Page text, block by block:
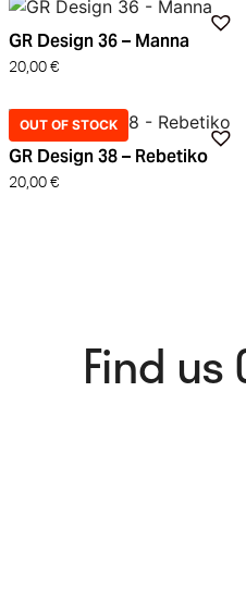
GR Design 36 – Manna
20,00 €
OUT OF STOCK
GR Design 38 – Rebetiko
20,00 €
Find us